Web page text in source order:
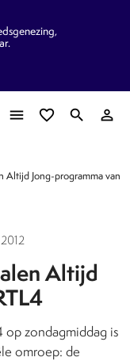
menu favorite_border search person_outline
Altijd Jong-programma van
Altijd
op zondagmiddag is
omroep: de